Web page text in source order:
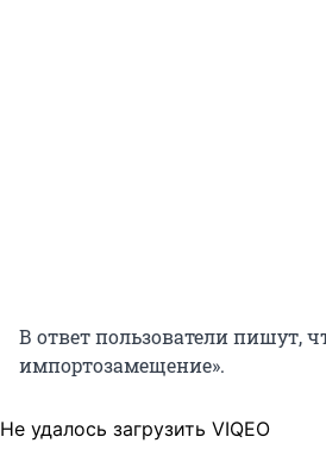
В ответ пользователи пишут,
импортозамещение».
Не удалось загрузить VIQEO